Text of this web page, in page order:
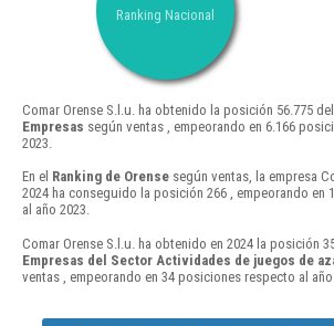
Ranking Nacional
Comar Orense S.l.u. ha obtenido la posición 56.775 del
Empresas según ventas , empeorando en 6.166
2023.
En el Ranking de Orense según ventas, la empresa
2024 ha conseguido la posición 266 , empeorando en
al año 2023.
Comar Orense S.l.u. ha obtenido en 2024 la posición
Empresas del Sector Actividades de juegos de
ventas , empeorando en 34 posiciones respecto al año